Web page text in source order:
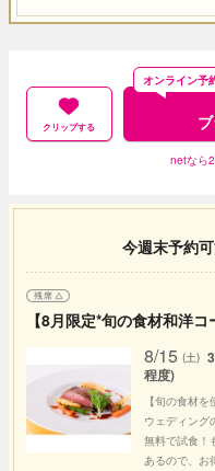
クリップする
オンライン予
netなら
今週末予約
【8月限定*旬の食材和洋
8/15 (土)
程度)
【旬の食材
ウェディング
無料で試食！
あるので、お